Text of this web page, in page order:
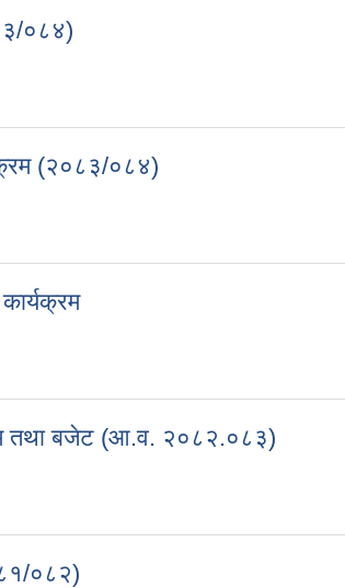
०८४)
०८४)
(२०८३/०८४)
कार्यक्रम (२०८३/०८४)
तथा कार्यक्रम
तथा बजेट (आ.व. २०८२.०८३)
कार्यक्रम तथा बजेट (आ.व. २०८२.०८३)
०८२)